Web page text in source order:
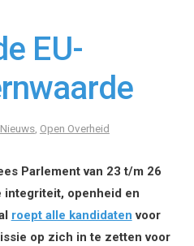
EU-
Nieuws, Open Overheid
Parlement van 23 t/m 26
integriteit, openheid en
roept alle kandidaten voor
op zich in te zetten voor